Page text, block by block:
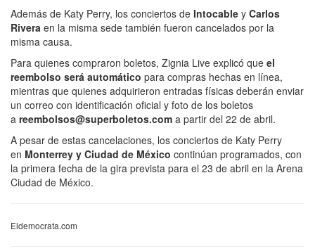
Además de Katy Perry, los conciertos de Intocable y Carlos
Rivera en la misma sede también fueron cancelados por la
misma causa.
Para quienes compraron boletos, Zignia Live explicó que el
reembolso será automático para compras hechas en línea,
mientras que quienes adquirieron entradas físicas deberán enviar
un correo con identificación oficial y foto de los boletos
a reembolsos@superboletos.com a partir del 22 de abril.
A pesar de estas cancelaciones, los conciertos de Katy Perry
en Monterrey y Ciudad de México continúan programados, con
la primera fecha de la gira prevista para el 23 de abril en la Arena
Ciudad de México.
Eldemocrata.com